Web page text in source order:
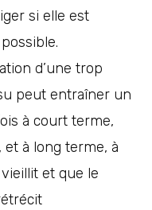
si elle est
d’une trop
peut entraîner un
à court terme,
et à long terme, à
et que le